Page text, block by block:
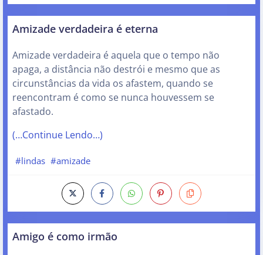
Amizade verdadeira é eterna
Amizade verdadeira é aquela que o tempo não
apaga, a distância não destrói e mesmo que as
circunstâncias da vida os afastem, quando se
reencontram é como se nunca houvessem se
afastado.
(…Continue Lendo…)
#lindas #amizade
Amigo é como irmão